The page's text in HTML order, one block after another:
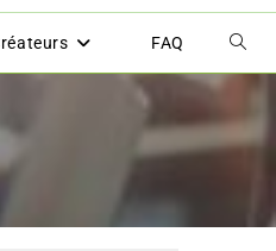
FAQ